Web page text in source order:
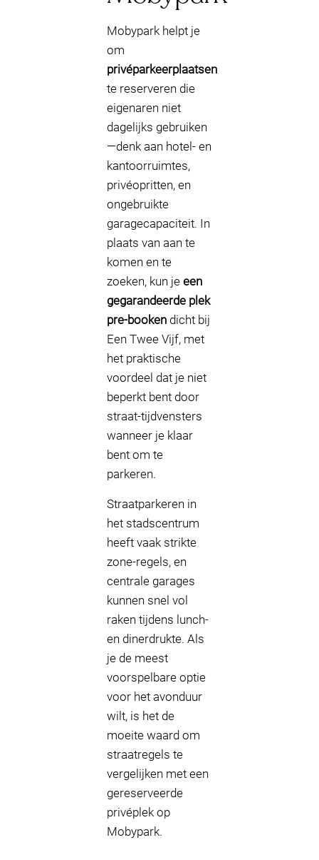
Mobypark helpt je
om
privéparkeerplaatsen
te reserveren die
eigenaren niet
dagelijks gebruiken
—denk aan hotel- en
kantoorruimtes,
privéopritten, en
ongebruikte
garagecapaciteit. In
plaats van aan te
komen en te
zoeken, kun je een
gegarandeerde plek
pre-booken dicht bij
Een Twee Vijf, met
het praktische
voordeel dat je niet
beperkt bent door
straat-tijdvensters
wanneer je klaar
bent om te
parkeren.
Straatparkeren in
het stadscentrum
heeft vaak strikte
zone-regels, en
centrale garages
kunnen snel vol
raken tijdens lunch-
en dinerdrukte. Als
je de meest
voorspelbare optie
voor het avonduur
wilt, is het de
moeite waard om
straatregels te
vergelijken met een
gereserveerde
privéplek op
Mobypark.